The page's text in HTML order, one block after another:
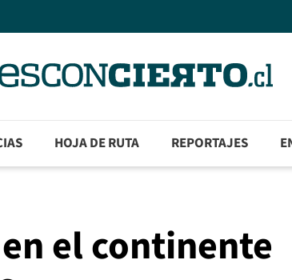
HOJA DE RUTA REPORTAJES
el continente